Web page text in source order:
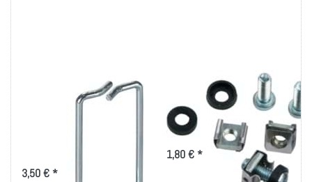
Rangierbügel
40x80mm, vertikale
Rangierbügel 40x80
3,50 € *
Montageset M6 für
19 Zoll-Technik
Montageset für 19 Zoll
Befestigung
1,80 € *